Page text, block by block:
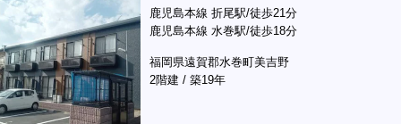
鹿児島本線 折尾駅/徒歩21分
鹿児島本線 水巻駅/徒歩18分
福岡県遠賀郡水巻町美吉野
2階建 / 築19年